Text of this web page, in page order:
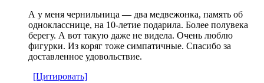
А у меня чернильница — два медвежонка, память об
однокласснице, на 10-летие подарила. Более полувека
берегу. А вот такую даже не видела. Очень люблю
фигурки. Из коряг тоже симпатичные. Спасибо за
доставленное удовольствие.
[Цитировать]